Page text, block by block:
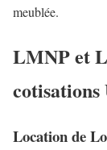
meublée.
LMNP et
cotisations
Location de